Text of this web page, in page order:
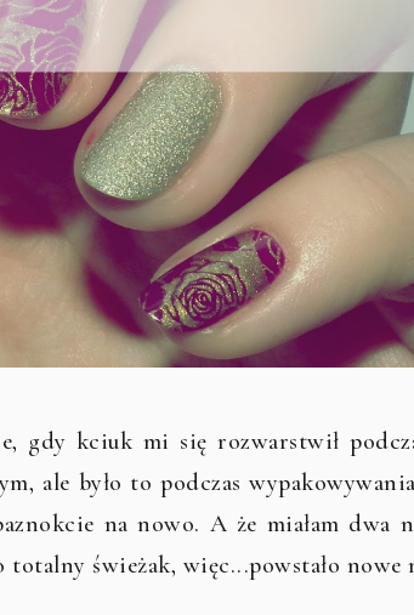
gdy kciuk mi się rozwarstwił
ale było to podczas
na nowo. A że miałam dwa
świeżak, więc...powstało nowe